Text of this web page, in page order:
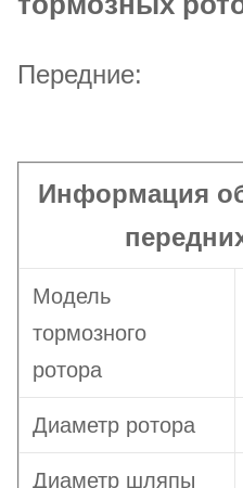
Передние:
Информация
Модель
тормозного
ротора
Диаметр ротора
Диаметр шляпы